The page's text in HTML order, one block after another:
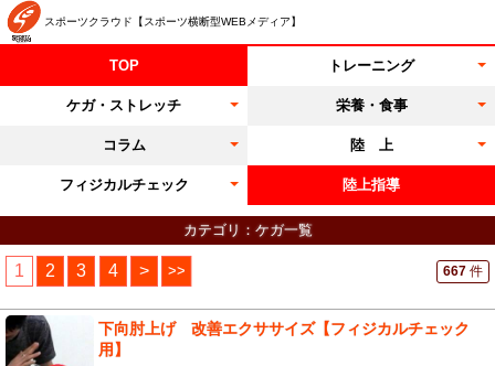
スポーツクラウド【スポーツ横断型WEBメディア】
TOP トレーニング
ケガ・ストレッチ 栄養・食事
コラム 陸 上
フィジカルチェック 陸上指導
カテゴリ：ケガ一覧
1 2 3 4 > >> 667 件
下向肘上げ 改善エクササイズ【フィジカルチェック
用】